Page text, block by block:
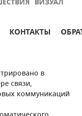
ВИЗУАЛ
КОНТАКТЫ
в
связи,
коммуникаций